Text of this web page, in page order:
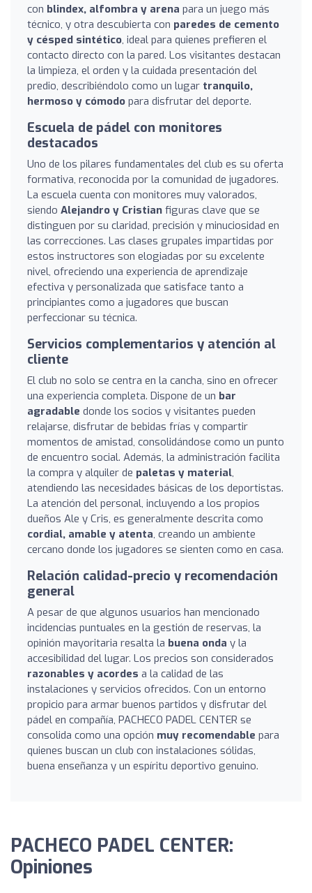
con blindex, alfombra y arena para un juego más
técnico, y otra descubierta con paredes de cemento
y césped sintético, ideal para quienes prefieren el
contacto directo con la pared. Los visitantes destacan
la limpieza, el orden y la cuidada presentación del
predio, describiéndolo como un lugar tranquilo,
hermoso y cómodo para disfrutar del deporte.
Escuela de pádel con monitores
destacados
Uno de los pilares fundamentales del club es su oferta
formativa, reconocida por la comunidad de jugadores.
La escuela cuenta con monitores muy valorados,
siendo Alejandro y Cristian figuras clave que se
distinguen por su claridad, precisión y minuciosidad en
las correcciones. Las clases grupales impartidas por
estos instructores son elogiadas por su excelente
nivel, ofreciendo una experiencia de aprendizaje
efectiva y personalizada que satisface tanto a
principiantes como a jugadores que buscan
perfeccionar su técnica.
Servicios complementarios y atención al
cliente
El club no solo se centra en la cancha, sino en ofrecer
una experiencia completa. Dispone de un bar
agradable donde los socios y visitantes pueden
relajarse, disfrutar de bebidas frías y compartir
momentos de amistad, consolidándose como un punto
de encuentro social. Además, la administración facilita
la compra y alquiler de paletas y material,
atendiendo las necesidades básicas de los deportistas.
La atención del personal, incluyendo a los propios
dueños Ale y Cris, es generalmente descrita como
cordial, amable y atenta, creando un ambiente
cercano donde los jugadores se sienten como en casa.
Relación calidad-precio y recomendación
general
A pesar de que algunos usuarios han mencionado
incidencias puntuales en la gestión de reservas, la
opinión mayoritaria resalta la buena onda y la
accesibilidad del lugar. Los precios son considerados
razonables y acordes a la calidad de las
instalaciones y servicios ofrecidos. Con un entorno
propicio para armar buenos partidos y disfrutar del
pádel en compañía, PACHECO PADEL CENTER se
consolida como una opción muy recomendable para
quienes buscan un club con instalaciones sólidas,
buena enseñanza y un espíritu deportivo genuino.
PACHECO PADEL CENTER:
Opiniones